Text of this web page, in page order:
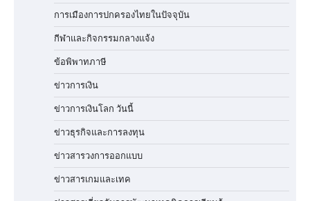
การเมืองการปกครองไทยในปัจจุบัน
กีฬาและกิจกรรมกลางแจ้ง
ข้อพิพาทภาษี
ข่าวการเงิน
ข่าวการเงินโลก วันนี้
ข่าวธุรกิจและการลงทุน
ข่าวสารวงการออกแบบ
ข่าวสารเกมและเทค